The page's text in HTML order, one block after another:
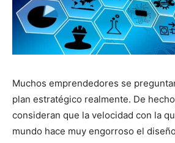
Muchos emprendedores se
plan estratégico realmente. De
consideran que la velocidad con la
mundo hace muy engorroso el